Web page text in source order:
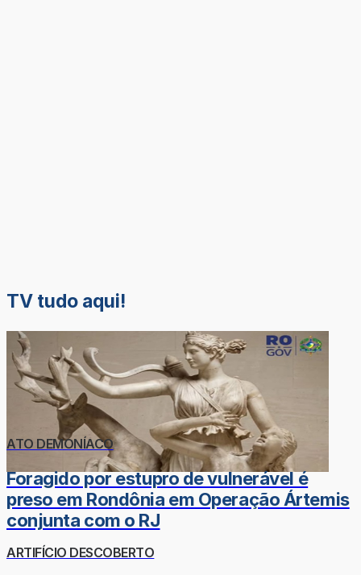
TV tudo aqui!
ATO DEMONÍACO
Foragido por estupro de vulnerável é
preso em Rondônia em Operação Ártemis
conjunta com o RJ
ARTIFÍCIO DESCOBERTO